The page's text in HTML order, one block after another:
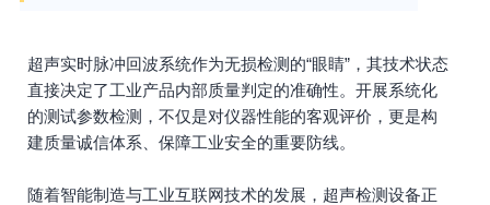
超声实时脉冲回波系统作为无损检测的“眼睛”，其技术状态
直接决定了工业产品内部质量判定的准确性。开展系统化
的测试参数检测，不仅是对仪器性能的客观评价，更是构
建质量诚信体系、保障工业安全的重要防线。
随着智能制造与工业互联网技术的发展，超声检测设备正